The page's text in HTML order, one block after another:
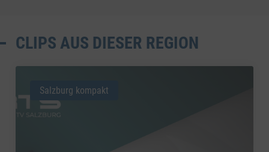
CLIPS AUS DIESER REGION
Salzburg kompakt